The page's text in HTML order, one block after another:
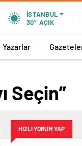
İSTANBUL
30° AÇIK
Yazarlar
Seçin”
HIZLI YORUM YAP